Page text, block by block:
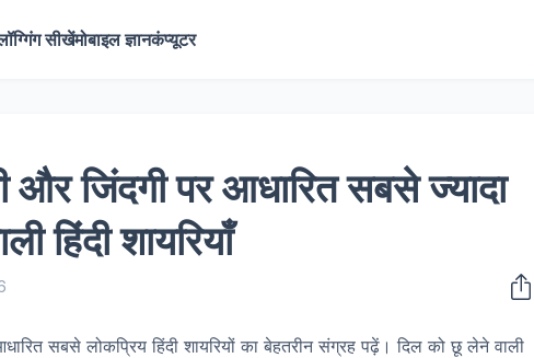
सीखेंमोबाइल ज्ञानकंप्यूटर
और जिंदगी पर आधारित सबसे ज्यादा
हिंदी शायरियाँ
सबसे लोकप्रिय हिंदी शायरियों का बेहतरीन संग्रह पढ़ें। दिल को छू लेने वाली